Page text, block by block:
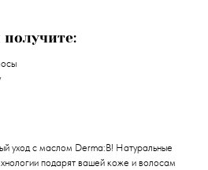
уход с маслом Derma:B! Натуральные
подарят вашей коже и волосам